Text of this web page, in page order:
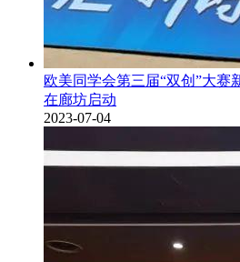
欧美同学会第三届“双创”大赛
在廊坊启动
2023-07-04